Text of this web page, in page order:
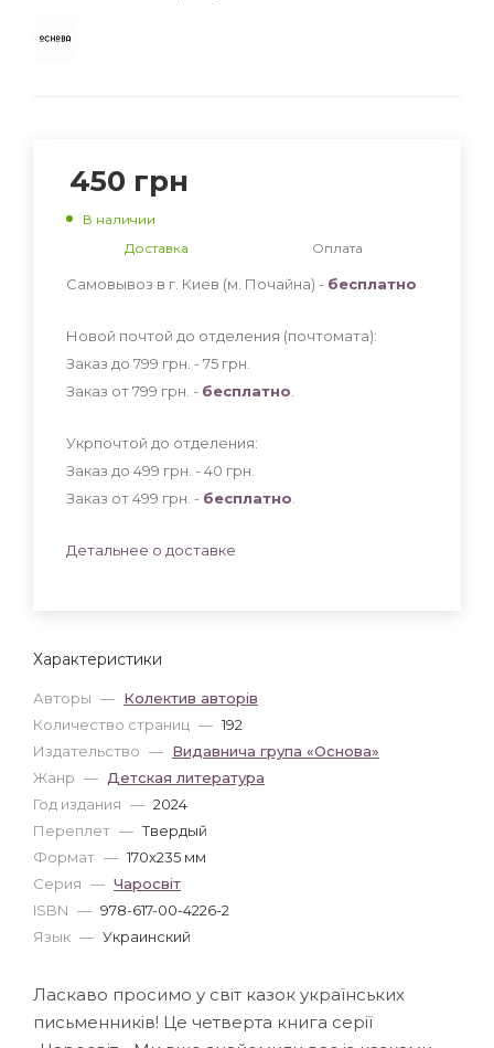
Характеристики
Авторы — Колектив авторів
Количество страниц — 192
Издательство — Видавнича група «Основа»
Жанр — Детская литература
Год издания — 2024
Переплет — Твердый
Формат — 170x235 мм
Серия — Чаросвіт
ISBN — 978-617-00-4226-2
Язык — Украинский
450 грн
В наличии
Доставка
Оплата
Самовывоз в г. Киев (м. Почайна) - бесплатно
Новой почтой до отделения (почтомата):
Заказ до 799 грн. - 75 грн
Заказ от 799 грн. - бесплатно
Укрпочтой до отделения:
Заказ до 499 грн. - 40 грн
Заказ от 499 грн. - бесплатно
Детальнее о доставке
Ласкаво просимо у світ казок українських
письменників! Це четверта книга серії